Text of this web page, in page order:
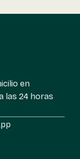
en
las 24 horas